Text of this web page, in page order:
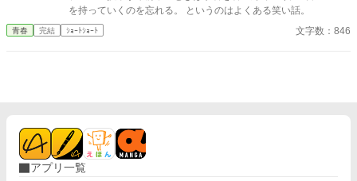
を持っていくのを忘れる。 というのはよくある笑い話。
青春 完結 ｼｮｰﾄｼｮｰﾄ 文字数：846
アプリ一覧